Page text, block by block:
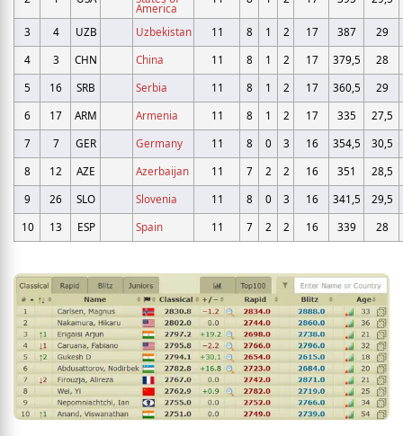
America
3 4 UZB Uzbekistan 11 8 1 2 17 387
29
4
3 CHN China 11 8 1 2 17 379,5
28
5
16 SRB Serbia 11 8 1 2 17 360,5
29
6
17 ARM Armenia 11 8 1 2 17 335
27,5
7
7 GER Germany 11 8 0 3 16 354,5
30,5
8
12 AZE Azerbaijan 11 7 2 2 16 351
28,5
9
26 SLO Slovenia 11 8 0 3 16 341,5
29,5
10
13 ESP Spain 11 7 2 2 16 339 28